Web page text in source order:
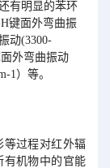
有明显的苯环
键面外弯曲振
动(3300-
外弯曲振动
1）等。
等过程对红外辐
有机物中的官能